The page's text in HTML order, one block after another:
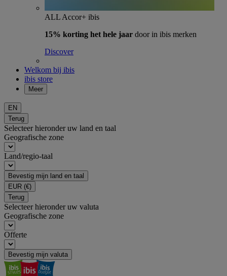
ALL Accor+ ibis
15% korting het hele jaar door in ibis merken
Discover
Welkom bij ibis
ibis store
Meer
EN
Terug
Selecteer hieronder uw land en taal
Geografische zone
Land/regio-taal
Bevestig mijn land en taal
EUR (€)
Terug
Selecteer hieronder uw valuta
Geografische zone
Offerte
Bevestig mijn valuta